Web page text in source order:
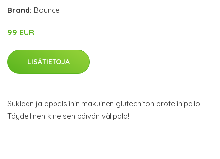
Brand: Bounce
99 EUR
LISÄTIETOJA
Suklaan ja appelsiinin makuinen gluteeniton proteiinipallo.
Täydellinen kiireisen päivän välipala!